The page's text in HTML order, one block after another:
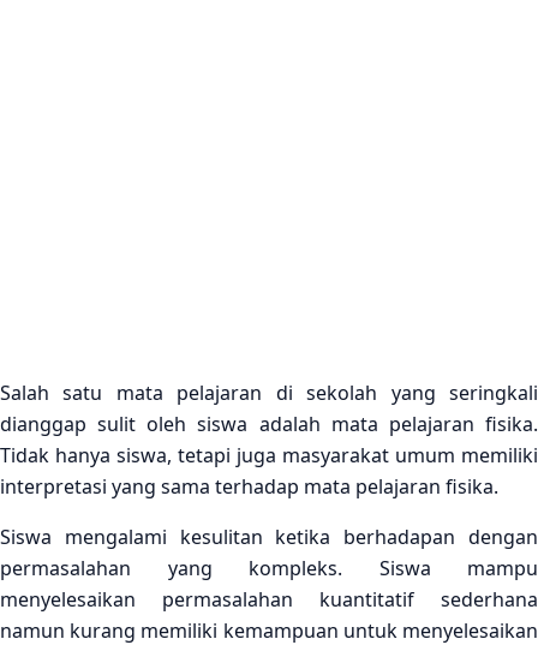
Salah satu mata pelajaran di sekolah yang seringkali
dianggap sulit oleh siswa adalah mata pelajaran fisika.
Tidak hanya siswa, tetapi juga masyarakat umum memiliki
interpretasi yang sama terhadap mata pelajaran fisika.
Siswa mengalami kesulitan ketika berhadapan dengan
permasalahan yang kompleks. Siswa mampu
menyelesaikan permasalahan kuantitatif sederhana
namun kurang memiliki kemampuan untuk menyelesaikan